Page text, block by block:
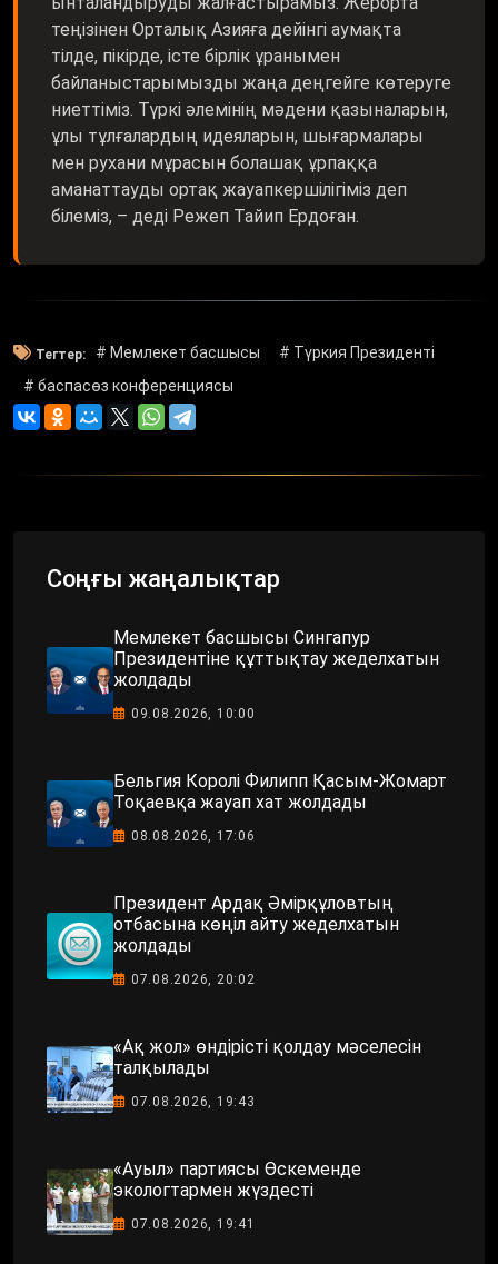
теңізінен Орталық Азияға дейінгі аумақта
тілде, пікірде, істе бірлік ұранымен
байланыстарымызды жаңа деңгейге көтеруге
ниеттіміз. Түркі әлемінің мәдени қазыналарын,
ұлы тұлғалардың идеяларын, шығармалары
мен рухани мұрасын болашақ ұрпаққа
аманаттауды ортақ жауапкершілігіміз деп
білеміз, – деді Режеп Тайип Ердоған.
Тегтер: # Мемлекет басшысы
# Түркия Президенті
# баспасөз конференциясы
Соңғы жаңалықтар
Мемлекет басшысы Сингапур
Президентіне құттықтау жеделхатын
жолдады
09.08.2026, 10:00
Бельгия Королі Филипп Қасым-Жомарт
Тоқаевқа жауап хат жолдады
08.08.2026, 17:06
Президент Ардақ Әмірқұловтың
отбасына көңіл айту жеделхатын
жолдады
07.08.2026, 20:02
«Ақ жол» өндірісті қолдау мәселесін
талқылады
07.08.2026, 19:43
«Ауыл» партиясы Өскеменде
экологтармен жүздесті
07.08.2026, 19:41